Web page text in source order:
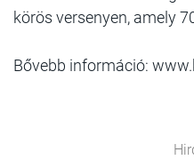
körös versenyen, amely
Bővebb információ: